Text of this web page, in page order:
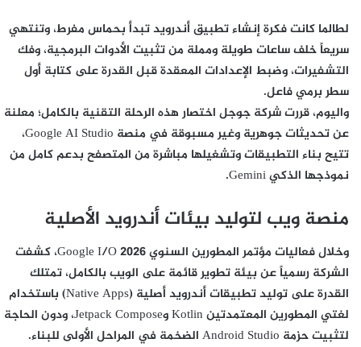
لطالما كانت فكرة إنشاء تطبيق أندرويد تبدأ بحماس مفرط، وتنتهي
سريعاً خلف ساعات طويلة ومملة من تثبيت الأدوات البرمجية، وفك
التشفيرات، وضبط الإعدادات المعقدة قبل القدرة على كتابة أول
سطر برمي فاعل.
واليوم، قررت شركة جوجل اختصار هذه الرحلة التقنية بالكامل؛ معلنة
عن تحديثات جوهرية وغير مسبوقة في منصة Google AI Studio،
تتيح بناء التطبيقات وتشغيلها مباشرة من المتصفح بدعم كامل من
نموذجها الذكي Gemini.
منصة ويب لتوليد بيئات أندرويد الأصلية
وخلال فعاليات مؤتمر المطورين السنوي Google I/O 2026، كشفت
الشركة رسمياً عن بيئة تطوير قائمة على الويب بالكامل، تمتلك
القدرة على توليد تطبيقات أندرويد أصلية (Native Apps) باستخدام
لغتي المطورين المعتمدتين Kotlin وJetpack Compose، ودون الحاجة
لتثبيت حزمة Android Studio الضخمة في المراحل الأولى للبناء.